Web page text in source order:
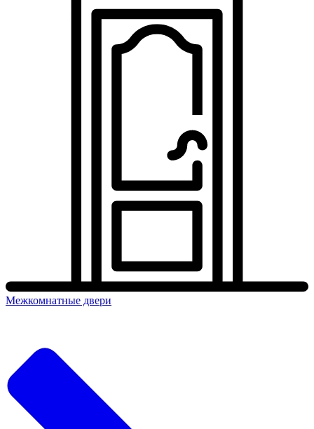
Межкомнатные двери